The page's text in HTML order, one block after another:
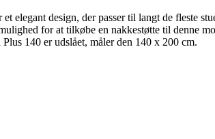
elegant design, der passer til langt de fleste
for at tilkøbe en nakkestøtte til denne
140 er udslået, måler den 140 x 200 cm.